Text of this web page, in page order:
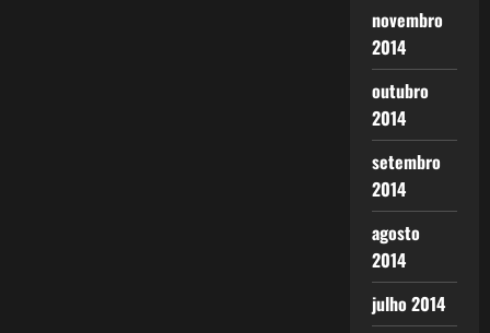
novembro
2014
outubro
2014
setembro
2014
agosto
2014
julho 2014